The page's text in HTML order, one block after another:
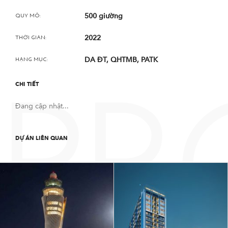
QUY MÔ: 500 giường
THỜI GIAN: 2022
HẠNG MỤC: DA ĐT, QHTMB, PATK
CHI TIẾT
Đang cập nhật...
DỰ ÁN LIÊN QUAN